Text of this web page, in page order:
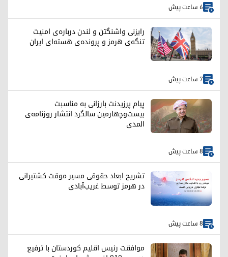
6 ساعت پیش
رایزنی واشنگتن و لندن درباره‌ی امنیت
تنگه‌ی هرمز و پرونده‌ی هسته‌ای ایران
7 ساعت پیش
پیام پرزیدنت بارزانی به مناسبت
بیست‌وچهارمین سالگرد انتشار روزنامه‌ی
المدی
8 ساعت پیش
تشریح ابعاد حقوقی مسیر موقت کشتیرانی
در هرمز توسط غریب‌آبادی
8 ساعت پیش
موافقت رئیس اقلیم کوردستان با ترفیع